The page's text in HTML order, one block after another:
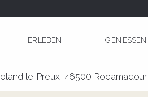
ERLEBEN GENIESSEN
le Preux, 46500 Rocamadour